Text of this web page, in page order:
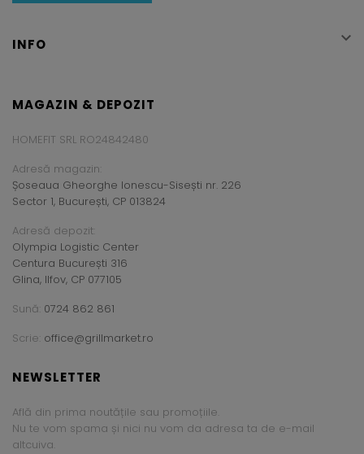
INFO 
MAGAZIN & DEPOZIT
HOMEFIT SRL RO24842480
Adresă magazin:
Șoseaua Gheorghe Ionescu-Sisești nr. 226
Sector 1, București, CP 013824
Adresă depozit:
Olympia Logistic Center
Centura București 316
Glina, Ilfov, CP 077105
Sună: 0724 862 861
Scrie: office@grillmarket.ro
NEWSLETTER
Află din prima noutățile sau promoțiile.
Nu te vom spama și nici nu vom da adresa ta de e-mail
altcuiva.